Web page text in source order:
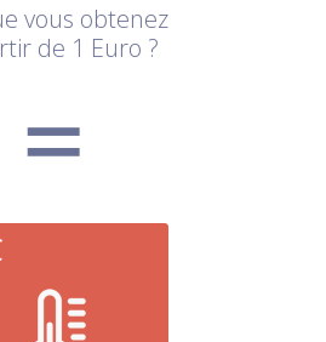
vous obtenez
de 1 Euro ?